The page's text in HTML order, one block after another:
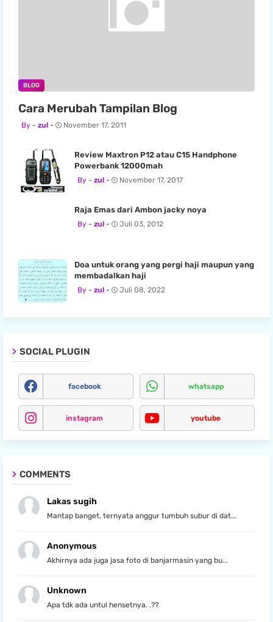
BLOG
Cara Merubah Tampilan Blog
zul November 17, 2011
Review Maxtron P12 atau C15 Handphone
Powerbank 12000mah
zul November 17, 2017
Raja Emas dari Ambon jacky noya
zul Juli 03, 2012
Doa untuk orang yang pergi haji maupun yang
membadalkan haji
zul Juli 08, 2022
SOCIAL PLUGIN
facebook whatsapp
instagram youtube
COMMENTS
Lakas sugih
Mantap banget, ternyata anggur tumbuh subur di dat...
Anonymous
Akhirnya ada juga jasa foto di banjarmasin yang bu...
Unknown
Apa tdk ada untul hensetnya. .??